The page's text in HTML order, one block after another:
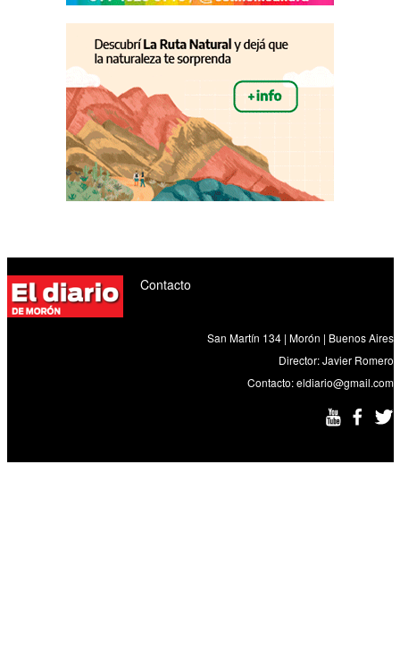
Contacto
San Martín 134 | Morón | Buenos Aires
Director: Javier Romero
Contacto:eldiario@gmail.com